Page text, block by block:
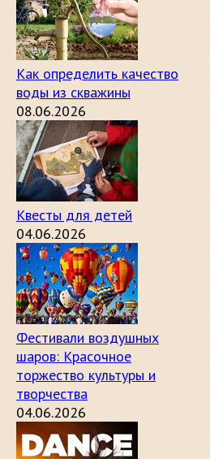
Как определить качество
воды из скважины
08.06.2026
Квесты для детей
04.06.2026
Фестивали воздушных
шаров: Красочное
торжество культуры и
творчества
04.06.2026